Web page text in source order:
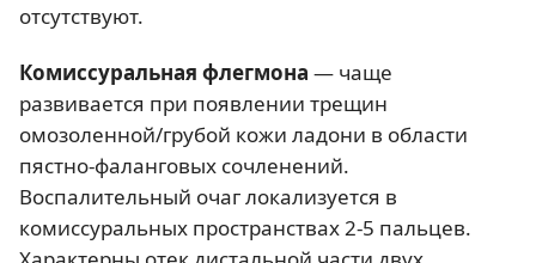
отсутствуют.
Комиссуральная флегмона — чаще
развивается при появлении трещин
омозоленной/грубой кожи ладони в области
пястно-фаланговых сочленений.
Воспалительный очаг локализуется в
комиссуральных пространствах 2-5 пальцев.